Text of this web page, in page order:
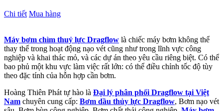
Chi tiết Mua hàng
Máy bơm chìm thuỷ lực Dragflow là chiếc máy bơm không thể
thay thế trong hoạt động nạo vét cũng như trong lĩnh vực công
nghiệp và khai thác mỏ, và các dự án theo yêu cầu riêng biệt. Có thể
bao phủ một khu vực làm việc rất lớn: có thể điều chỉnh tốc độ tùy
theo đặc tính của hỗn hợp cần bơm.
Hoàng Thiên Phát tự hào là Đại lý phân phối Dragflow tại Việt
Nam chuyên cung cấp: Bơm dầu thủy lực Dragflow, Bơm nạo vét